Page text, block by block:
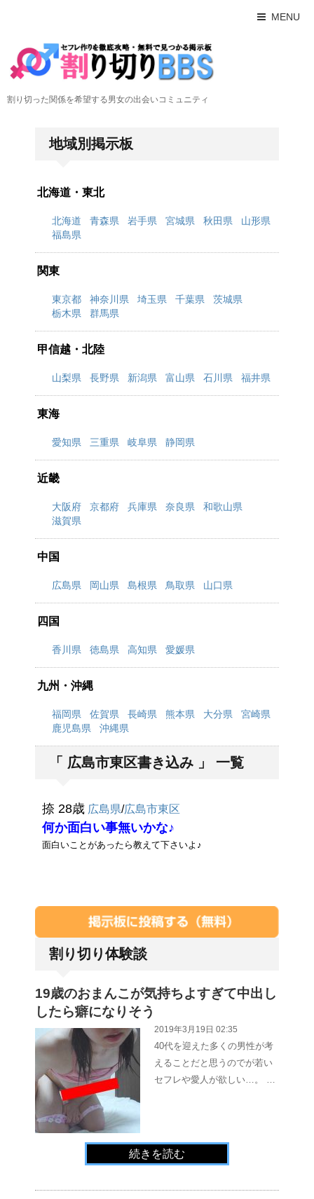
MENU
割り切った関係を希望する男女の出会いコミュニティ
地域別掲示板
北海道・東北
北海道 青森県 岩手県 宮城県 秋田県
山形県
福島県
関東
東京都 神奈川県 埼玉県 千葉県
茨城県
栃木県
群馬県
甲信越・北陸
山梨県 長野県 新潟県 富山県 石川県 福井県
東海
愛知県 三重県 岐阜県 静岡県
近畿
大阪府 京都府 兵庫県 奈良県
和歌山県
滋賀県
中国
広島県 岡山県 島根県 鳥取県 山口県
四国
香川県 徳島県 高知県 愛媛県
九州・沖縄
福岡県 佐賀県 長崎県 熊本県 大分県
宮崎県
鹿児島県
沖縄県
「 広島市東区書き込み 」 一覧
捺 28歳 広島県/広島市東区
何か面白い事無いかな♪
面白いことがあったら教えて下さいよ♪
割り切り体験談
19歳のおまんこが気持ちよすぎて中出し
したら癖になりそう
2019年3月19日 02:35
40代を迎えた多くの男性が考
えることだと思うのでが若い
セフレや愛人が欲しい…。 …
続きを読む